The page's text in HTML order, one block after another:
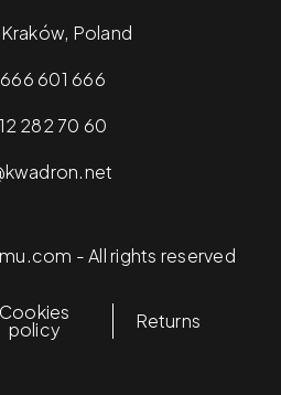
Poland
601 666
282 70 60
- All rights reserved
Cookies
policy Returns